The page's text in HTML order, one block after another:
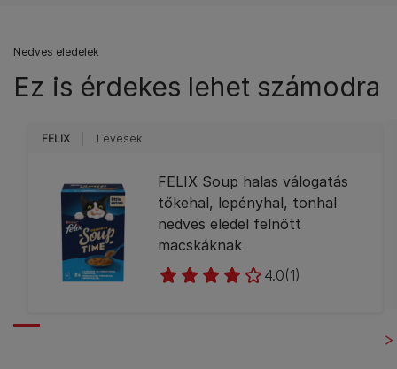
Nedves eledelek
Ez is érdekes lehet számodra
FELIX Levesek
FELIX Soup halas válogatás
tőkehal, lepényhal, tonhal
nedves eledel felnőtt
macskáknak
4.0(1)